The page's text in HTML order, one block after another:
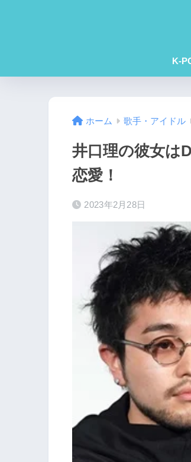
K-
ホーム 歌手・アイドル
井口理の彼女は
恋愛！
2023年2月28日